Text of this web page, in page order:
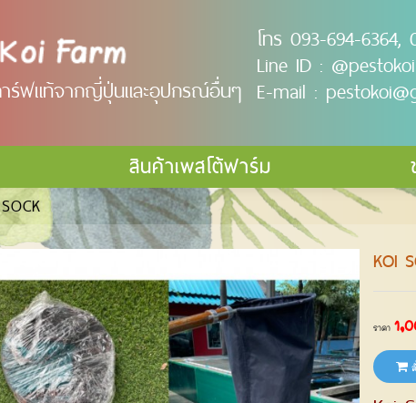
ร์ฟแท้จากญี่ปุ่นและอุปกรณ์อื่นๆ
โทร 093-694-6364,
Line ID : @pestokoi
E-mail :
สินค้าเพสโต้ฟาร์ม
KOI
ราคา